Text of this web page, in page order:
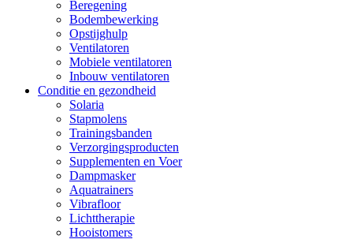
Beregening
Bodembewerking
Opstijghulp
Ventilatoren
Mobiele ventilatoren
Inbouw ventilatoren
Conditie en gezondheid
Solaria
Stapmolens
Trainingsbanden
Verzorgingsproducten
Supplementen en Voer
Dampmasker
Aquatrainers
Vibrafloor
Lichttherapie
Hooistomers